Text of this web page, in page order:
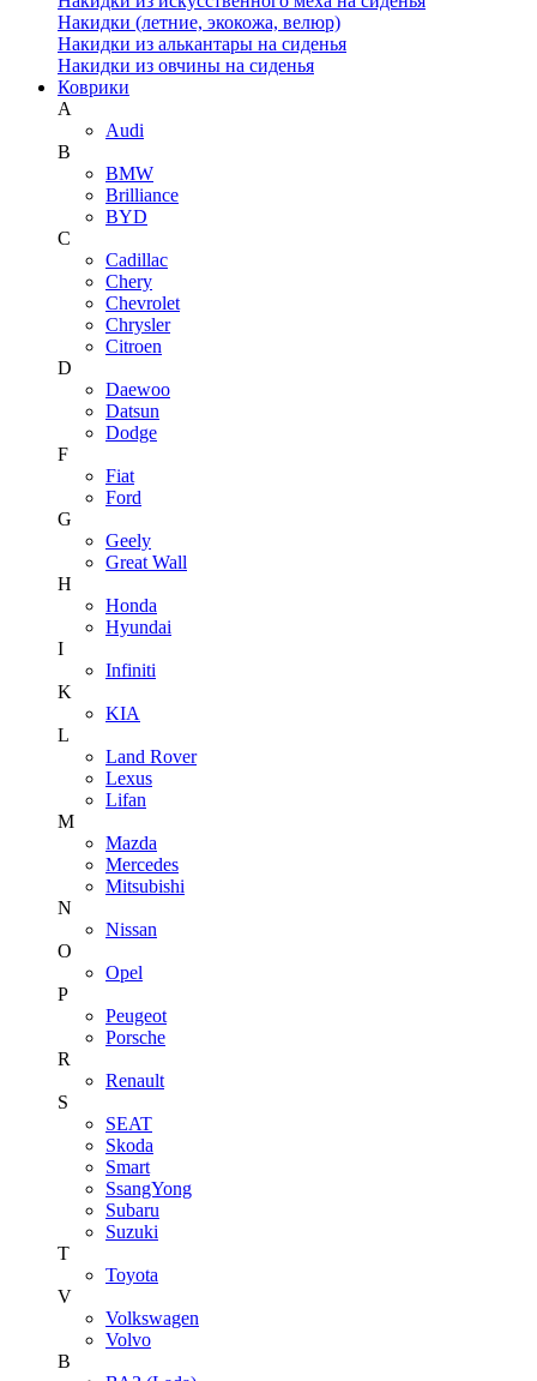
Накидки (летние, экокожа, велюр)
Накидки из алькантары на сиденья
Накидки из овчины на сиденья
Коврики
A
Audi
B
BMW
Brilliance
BYD
C
Cadillac
Chery
Chevrolet
Chrysler
Citroen
D
Daewoo
Datsun
Dodge
F
Fiat
Ford
G
Geely
Great Wall
H
Honda
Hyundai
I
Infiniti
K
KIA
L
Land Rover
Lexus
Lifan
M
Mazda
Mercedes
Mitsubishi
N
Nissan
O
Opel
P
Peugeot
Porsche
R
Renault
S
SEAT
Skoda
Smart
SsangYong
Subaru
Suzuki
T
Toyota
V
Volkswagen
Volvo
В